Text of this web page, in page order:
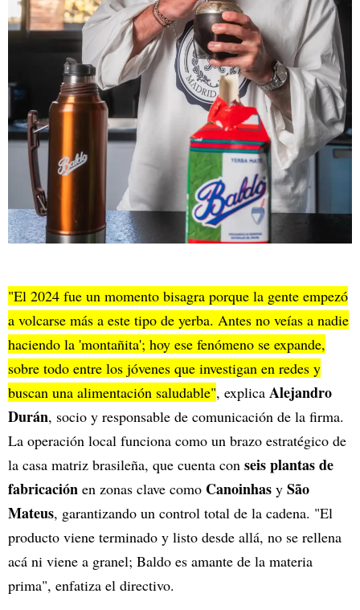
"El 2024 fue un momento bisagra porque la gente empezó
a volcarse más a este tipo de yerba. Antes no veías a nadie
haciendo la 'montañita'; hoy ese fenómeno se expande,
sobre todo entre los jóvenes que investigan en redes y
buscan una alimentación saludable", explica Alejandro
Durán, socio y responsable de comunicación de la firma.
La operación local funciona como un brazo estratégico de
la casa matriz brasileña, que cuenta con seis plantas de
fabricación en zonas clave como Canoinhas y São
Mateus, garantizando un control total de la cadena. "El
producto viene terminado y listo desde allá, no se rellena
acá ni viene a granel; Baldo es amante de la materia
prima", enfatiza el directivo.